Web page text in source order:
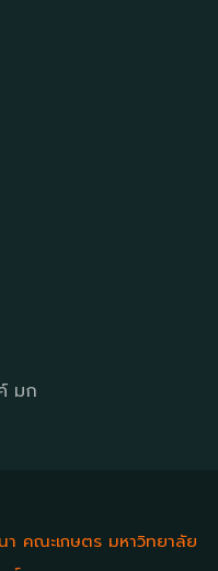
มก
า คณะเกษตร มหาวิทยาลัย